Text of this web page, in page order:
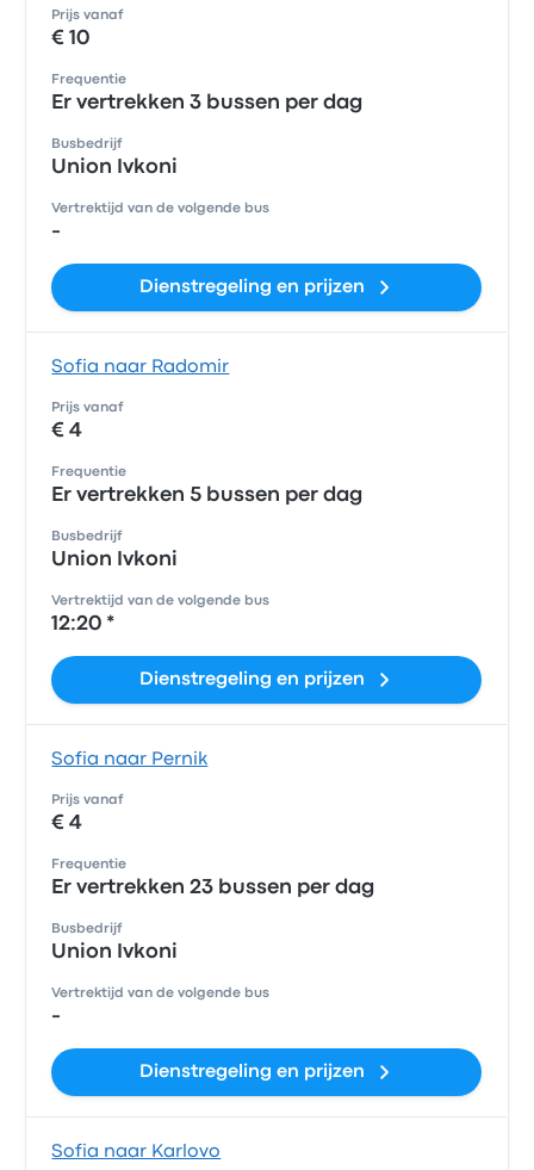
Prijs vanaf
€ 10
Frequentie
Er vertrekken 3 bussen per dag
Busbedrijf
Union Ivkoni
Vertrektijd van de volgende bus
-
Dienstregeling en prijzen
Sofia naar Radomir
Prijs vanaf
€ 4
Frequentie
Er vertrekken 5 bussen per dag
Busbedrijf
Union Ivkoni
Vertrektijd van de volgende bus
12:20 *
Dienstregeling en prijzen
Sofia naar Pernik
Prijs vanaf
€ 4
Frequentie
Er vertrekken 23 bussen per dag
Busbedrijf
Union Ivkoni
Vertrektijd van de volgende bus
-
Dienstregeling en prijzen
Sofia naar Karlovo